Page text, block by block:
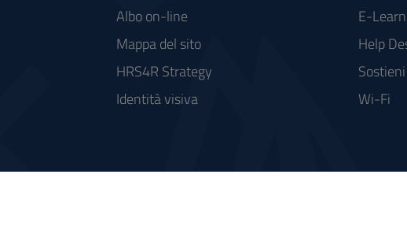
Albo on-line
Mappa del sito
HRS4R Strategy
Identità visiva
E-
Help
Wi-Fi